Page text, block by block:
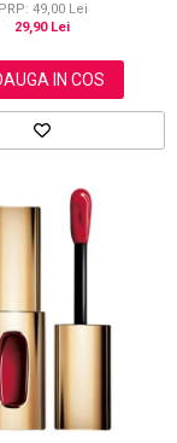
PRP: 49,00 Lei
29,90 Lei
IN COS